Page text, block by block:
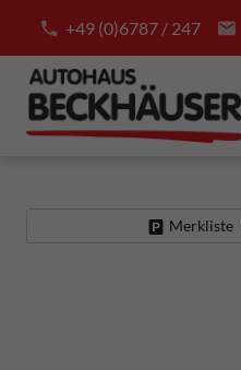
+49 (0)6787 / 247
Merkliste